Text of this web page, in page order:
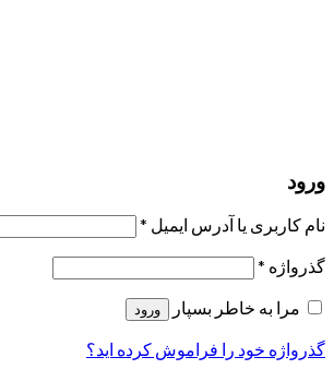
ورود
نام کاربری یا آدرس ایمیل *
گذرواژه *
مرا به خاطر بسپار
ورود
گذرواژه خود را فراموش کرده اید؟